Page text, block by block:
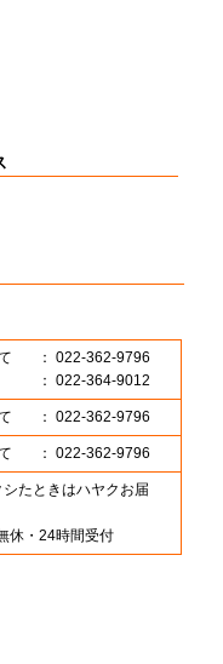
： 022-362-9796
： 022-364-9012
： 022-362-9796
： 022-362-9796
たときはハヤクお届
休・24時間受付